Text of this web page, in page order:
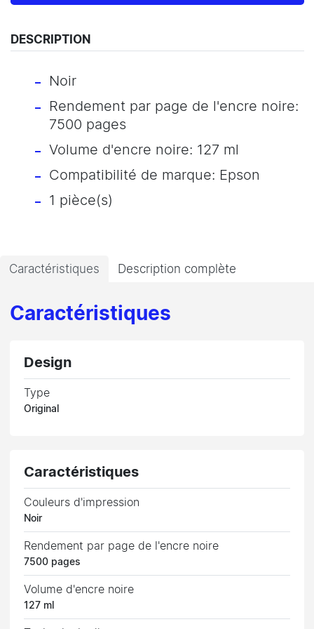
DESCRIPTION
Noir
Rendement par page de l'encre noire:
7500 pages
Volume d'encre noire: 127 ml
Compatibilité de marque: Epson
1 pièce(s)
Caractéristiques Description complète
Caractéristiques
Design
Type
Original
Caractéristiques
Couleurs d'impression
Noir
Rendement par page de l'encre noire
7500 pages
Volume d'encre noire
127 ml